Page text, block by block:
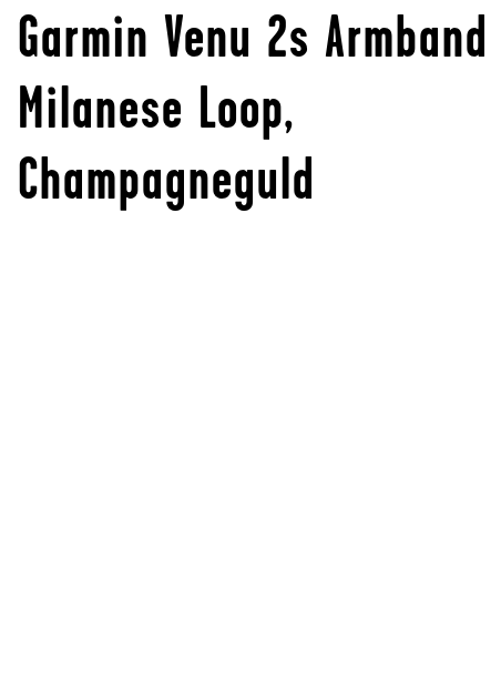
Garmin Venu 2s Armband
Milanese Loop,
Champagneguld